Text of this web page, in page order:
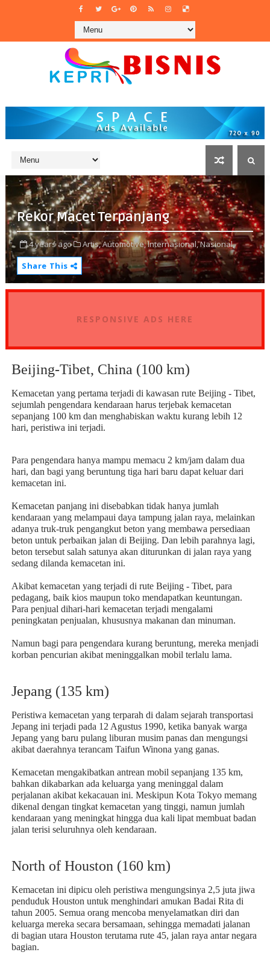
Rekor Macet Terpanjang
4 years ago Artis,Automotive,Internasional,Nasional,
Share This
RESPONSIVE ADS HERE
Beijing-Tibet, China (100 km)
Kemacetan yang pertama terjadi di kawasan rute Beijing - Tibet,
sejumlah pengendara kendaraan harus terjebak kemacetan
sepanjang 100 km dan menghabiskan waktu kurang lebih 12
hari, peristiwa ini terjadi.
Para pengendara hanya mampu memacu 2 km/jam dalam dua
hari, dan bagi yang beruntung tiga hari baru dapat keluar dari
kemacetan ini.
Kemacetan panjang ini disebabkan tidak hanya jumlah
kendaraan yang melampaui daya tampung jalan raya, melainkan
adanya truk-truk pengangkut beton yang membawa persediaan
beton untuk perbaikan jalan di Beijing. Dan lebih parahnya lagi,
beton tersebut salah satunya akan diturunkan di jalan raya yang
sedang dilanda kemacetan ini.
Akibat kemacetan yang terjadi di rute Beijing - Tibet, para
pedagang, baik kios maupun toko mendapatkan keuntungan.
Para penjual dihari-hari kemacetan terjadi mengalami
peningkatan penjualan, khususnya makanan dan minuman.
Namun bagi para pengendara kurang beruntung, mereka menjadi
korban pencurian akibat meninggalkan mobil terlalu lama.
Jepang (135 km)
Peristiwa kemacetan yang terparah di dalam sejarah transportasi
Jepang ini terjadi pada 12 Agustus 1990, ketika banyak warga
Jepang yang baru pulang liburan musim panas dan mengungsi
akibat daerahnya terancam Taifun Winona yang ganas.
Kemacetan mengakibatkan antrean mobil sepanjang 135 km,
bahkan dikabarkan ada keluarga yang meninggal dalam
perjalanan akibat kekacauan ini. Meskipun Kota Tokyo memang
dikenal dengan tingkat kemacetan yang tinggi, namun jumlah
kendaraan yang meningkat hingga dua kali lipat membuat badan
jalan terisi seluruhnya oleh kendaraan.
North of Houston (160 km)
Kemacetan ini dipicu oleh peristiwa mengungsinya 2,5 juta jiwa
penduduk Houston untuk menghindari amukan Badai Rita di
tahun 2005. Semua orang mencoba menyelamatkan diri dan
keluarga mereka secara bersamaan, sehingga memadati jalanan
di bagian utara Houston terutama rute 45, jalan raya antar negara
bagian.